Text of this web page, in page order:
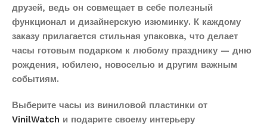
друзей, ведь он совмещает в себе полезный
функционал и дизайнерскую изюминку. К каждому
заказу прилагается стильная упаковка, что делает
часы готовым подарком к любому празднику — дню
рождения, юбилею, новоселью и другим важным
событиям.
Выберите часы из виниловой пластинки от
VinilWatch и подарите своему интерьеру